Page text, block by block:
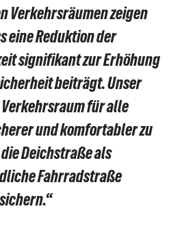
Verkehrsräumen zeigen
eine Reduktion der
signifikant zur Erhöhung
beiträgt. Unser
Verkehrsraum für alle
und komfortabler zu
Deichstraße als
Fahrradstraße